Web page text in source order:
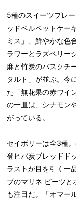
5種のスイーツプレ
ッドベルベットケー
ミス」、鮮やかな色
ラワーとラズベリー
麻と竹炭のバスクチ
タルト」が並ぶ。今
た「無花果の⾚ワイ
の⼀⽫は、シナモン
がっている。
セイボリーは全3種
登ヒバ炭ブレッドド
ラストが目を引く一
ブのマリネ ビーツと
も注目だ。「オマー